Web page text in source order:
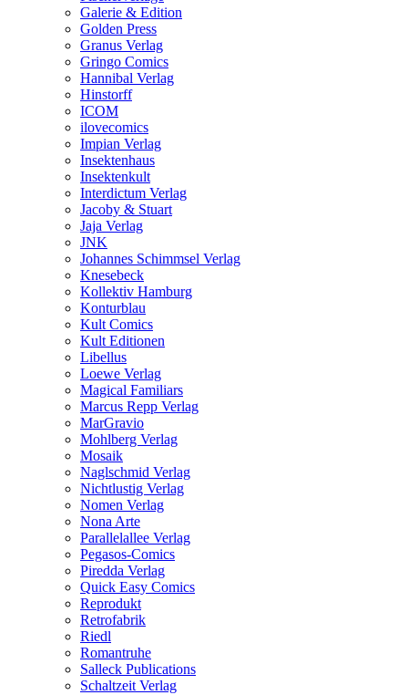
Galerie & Edition
Golden Press
Granus Verlag
Gringo Comics
Hannibal Verlag
Hinstorff
ICOM
ilovecomics
Impian Verlag
Insektenhaus
Insektenkult
Interdictum Verlag
Jacoby & Stuart
Jaja Verlag
JNK
Johannes Schimmsel Verlag
Knesebeck
Kollektiv Hamburg
Konturblau
Kult Comics
Kult Editionen
Libellus
Loewe Verlag
Magical Familiars
Marcus Repp Verlag
MarGravio
Mohlberg Verlag
Mosaik
Naglschmid Verlag
Nichtlustig Verlag
Nomen Verlag
Nona Arte
Parallelallee Verlag
Pegasos-Comics
Piredda Verlag
Quick Easy Comics
Reprodukt
Retrofabrik
Riedl
Romantruhe
Salleck Publications
Schaltzeit Verlag